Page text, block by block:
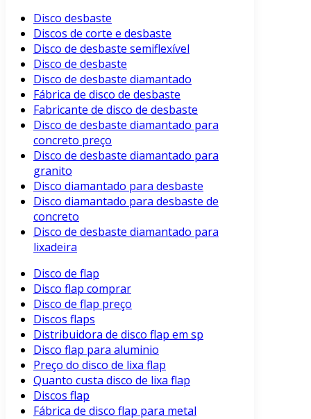
Disco desbaste
Discos de corte e desbaste
Disco de desbaste semiflexível
Disco de desbaste
Disco de desbaste diamantado
Fábrica de disco de desbaste
Fabricante de disco de desbaste
Disco de desbaste diamantado para
concreto preço
Disco de desbaste diamantado para
granito
Disco diamantado para desbaste
Disco diamantado para desbaste de
concreto
Disco de desbaste diamantado para
lixadeira
Disco de flap
Disco flap comprar
Disco de flap preço
Discos flaps
Distribuidora de disco flap em sp
Disco flap para aluminio
Preço do disco de lixa flap
Quanto custa disco de lixa flap
Discos flap
Fábrica de disco flap para metal